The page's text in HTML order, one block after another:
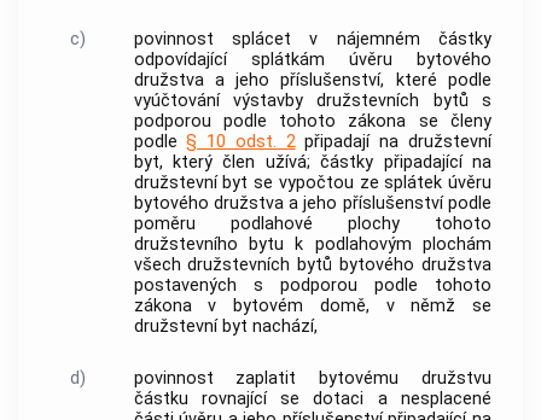
c)
povinnost splácet v nájemném částky
odpovídající splátkám úvěru bytového
družstva a jeho příslušenství, které podle
vyúčtování výstavby družstevních bytů s
podporou podle tohoto zákona se členy
podle§ 10 odst. 2připadají na družstevní
byt, který člen užívá; částky připadající na
družstevní byt se vypočtou ze splátek úvěru
bytového družstva a jeho příslušenství podle
poměru podlahové plochy tohoto
družstevního bytu k podlahovým plochám
všechdružstevních bytů bytového družstva
postavených s podporou podle tohoto
zákona v
bytovém domě, v němž se
družstevní byt nachází,
d)
povinnost zaplatit bytovému družstvu
částku rovnající se dotaci a nesplacené